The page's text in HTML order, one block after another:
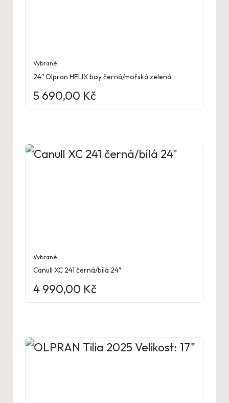
Vybrané
24″ Olpran HELIX boy černá/mořská zelená
5 690,00 Kč
Vybrané
Canull XC 241 černá/bílá 24″
4 990,00 Kč